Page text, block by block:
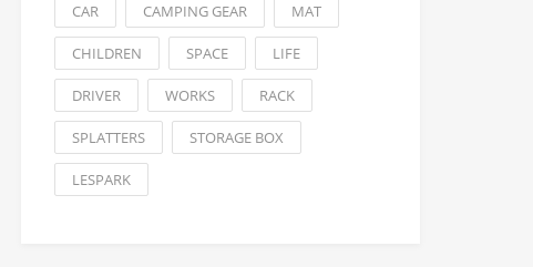
CAR CAMPING GEAR MAT
CHILDREN SPACE LIFE
DRIVER WORKS RACK
SPLATTERS STORAGE BOX
LESPARK